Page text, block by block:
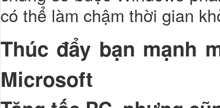
có thể làm chậm thời gian
Thúc đẩy bạn mạnh
Microsoft